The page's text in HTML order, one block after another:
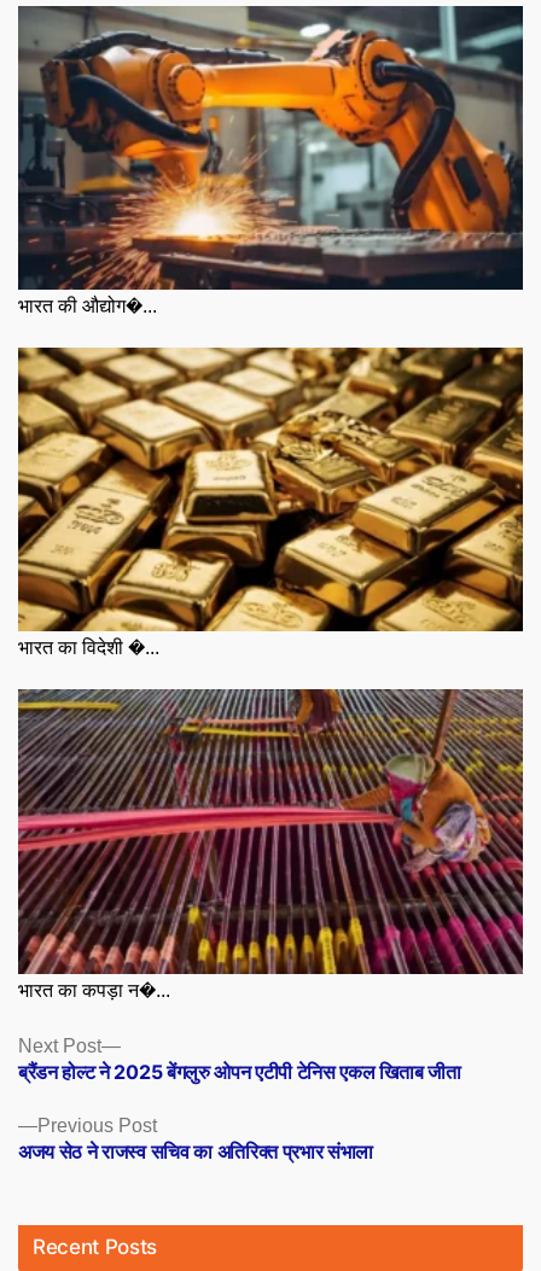
भारत की औद्योग�...
भारत का विदेशी �...
भारत का कपड़ा न�...
Posts
navigation
Previous PostPrevious
post:
अजय सेठ ने राजस्व सचिव का अतिरिक्त प्रभार संभाला
Next Post
Next
post:
ब्रैंडन होल्ट ने 2025 बेंगलुरु ओपन एटीपी टेनिस एकल खिताब जीता
Recent Posts